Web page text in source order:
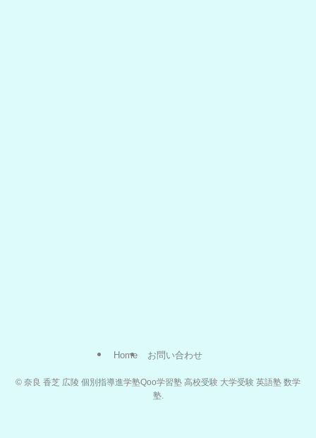
Home お問い合わせ
© 奈良 香芝 広陵 個別指導進学塾Qoo学習塾 高校受験 大学受験 英語塾 数学
塾.